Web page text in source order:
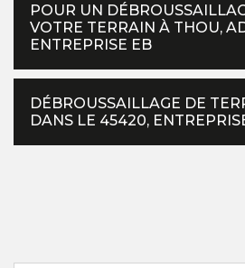
POUR UN
VOTRE TERRAIN À THOU,
ENTREPRISE EB
DÉBROUSSAILLAGE DE
DANS LE 45420,